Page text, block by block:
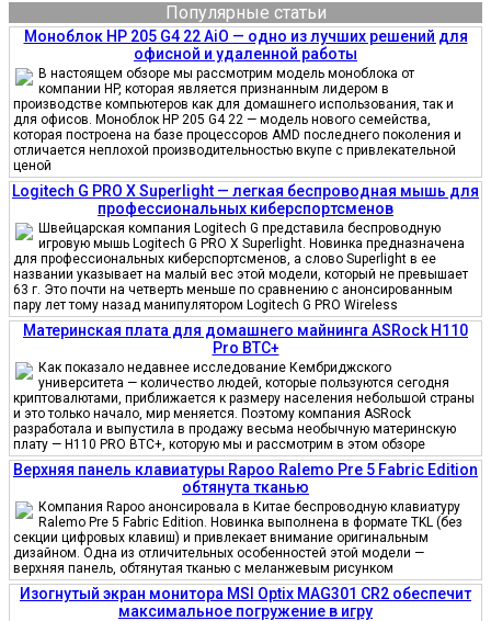
Популярные статьи
Моноблок HP 205 G4 22 AiO — одно из лучших решений для
офисной и удаленной работы
В настоящем обзоре мы рассмотрим модель моноблока от
компании HP, которая является признанным лидером в
производстве компьютеров как для домашнего использования, так и
для офисов. Моноблок HP 205 G4 22 — модель нового семейства,
которая построена на базе процессоров AMD последнего поколения и
отличается неплохой производительностью вкупе с привлекательной
ценой
Logitech G PRO X Superlight — легкая беспроводная мышь для
профессиональных киберспортсменов
Швейцарская компания Logitech G представила беспроводную
игровую мышь Logitech G PRO X Superlight. Новинка предназначена
для профессиональных киберспортсменов, а слово Superlight в ее
названии указывает на малый вес этой модели, который не превышает
63 г. Это почти на четверть меньше по сравнению с анонсированным
пару лет тому назад манипулятором Logitech G PRO Wireless
Материнская плата для домашнего майнинга ASRock H110
Pro BTC+
Как показало недавнее исследование Кембриджского
университета — количество людей, которые пользуются сегодня
криптовалютами, приближается к размеру населения небольшой страны
и это только начало, мир меняется. Поэтому компания ASRock
разработала и выпустила в продажу весьма необычную материнскую
плату — H110 PRO BTC+, которую мы и рассмотрим в этом обзоре
Верхняя панель клавиатуры Rapoo Ralemo Pre 5 Fabric Edition
обтянута тканью
Компания Rapoo анонсировала в Китае беспроводную клавиатуру
Ralemo Pre 5 Fabric Edition. Новинка выполнена в формате TKL (без
секции цифровых клавиш) и привлекает внимание оригинальным
дизайном. Одна из отличительных особенностей этой модели —
верхняя панель, обтянутая тканью с меланжевым рисунком
Изогнутый экран монитора MSI Optix MAG301 CR2 обеспечит
максимальное погружение в игру